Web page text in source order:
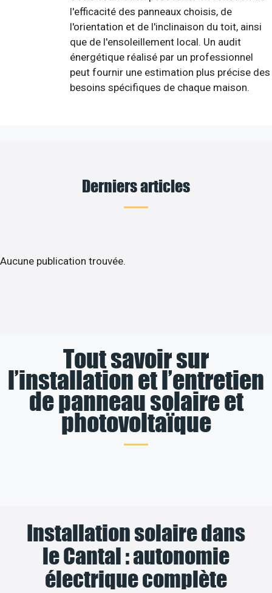
l'efficacité des panneaux choisis, de
l'orientation et de l'inclinaison du toit, ainsi
que de l'ensoleillement local. Un audit
énergétique réalisé par un professionnel
peut fournir une estimation plus précise des
besoins spécifiques de chaque maison.
Derniers articles
Aucune publication trouvée.
Tout savoir sur
l’installation et l’entretien
de panneau solaire et
photovoltaïque
Installation solaire dans
le Cantal : autonomie
électrique complète